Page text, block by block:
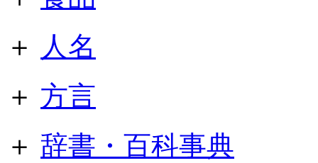
＋
人名
＋ 方言
＋ 辞書・百科事典